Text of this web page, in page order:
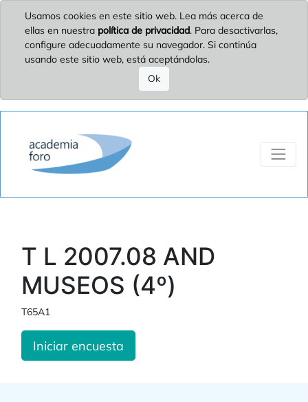
Usamos cookies en este sitio web. Lea más acerca de
ellas en nuestra política de privacidad. Para desactivarlas,
configure adecuadamente su navegador. Si continúa
usando este sitio web, está aceptándolas.
Ok
T L 2007.08 AND
MUSEOS (4º)
T65A1
Iniciar encuesta